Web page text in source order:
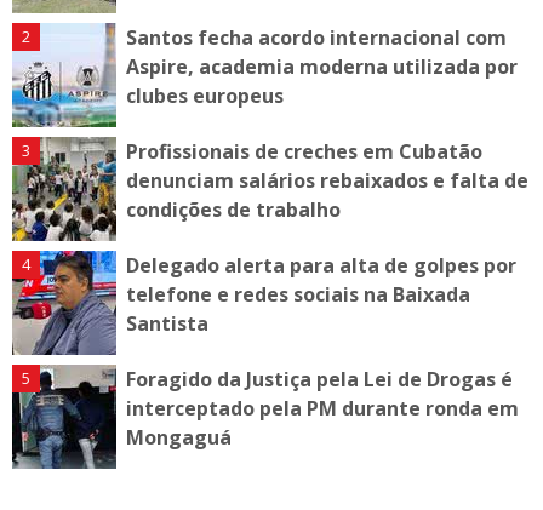
Santos fecha acordo internacional com
Aspire, academia moderna utilizada por
clubes europeus
Profissionais de creches em Cubatão
denunciam salários rebaixados e falta de
condições de trabalho
Delegado alerta para alta de golpes por
telefone e redes sociais na Baixada
Santista
Foragido da Justiça pela Lei de Drogas é
interceptado pela PM durante ronda em
Mongaguá